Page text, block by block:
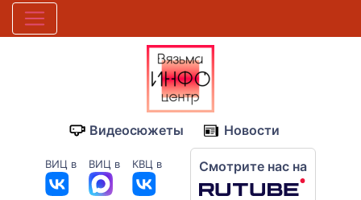
Видеосюжеты Новости
ВИЦ в ВИЦ в КВЦ в Смотрите нас на